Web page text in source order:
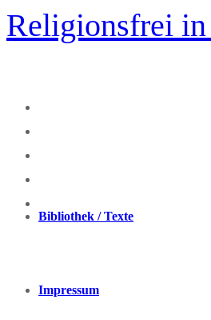
Zum
Inhalt
springen
Religionsfrei
Bibliothek / Texte
Impressum